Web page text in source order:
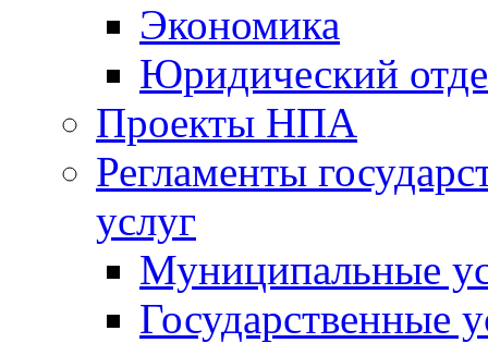
Экономика
Юридический
Проекты НПА
Регламенты
услуг
Муниципальные
Государственные